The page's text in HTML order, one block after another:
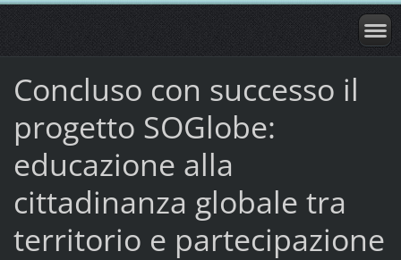
Concluso con successo il
progetto SOGlobe:
educazione alla
cittadinanza globale tra
territorio e partecipazione